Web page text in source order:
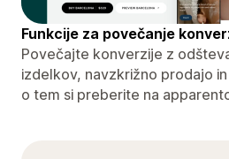
Funkcije za povečanje
Povečajte konverzije z
izdelkov, navzkrižno prodajo
o tem si preberite na